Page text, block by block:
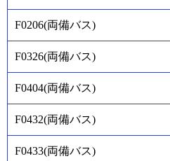
F0206(両備バス)
F0326(両備バス)
F0404(両備バス)
F0432(両備バス)
F0433(両備バス)